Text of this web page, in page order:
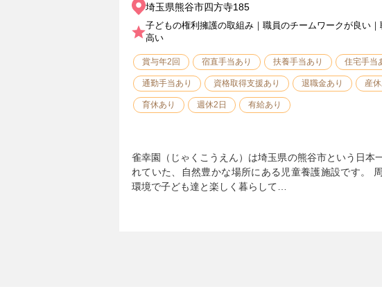
埼玉県熊谷市四方寺185
子どもの権利擁護の取組み｜職員のチームワークが良い
高い
賞与年2回 宿直手当あり 扶養手当あり 住宅手当
通勤手当あり 資格取得支援あり 退職金あり 産
育休あり 週休2日 有給あり
雀幸園（じゃくこうえん）は埼玉県の熊谷市という日本
れていた、自然豊かな場所にある児童養護施設です。
環境で子ども達と楽しく暮らして…